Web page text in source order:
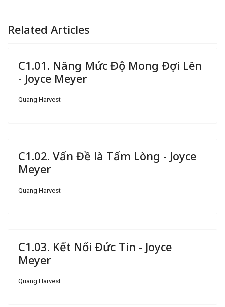
Related Articles
C1.01. Nâng Mức Độ Mong Đợi Lên
- Joyce Meyer
Quang Harvest
C1.02. Vấn Đề là Tấm Lòng - Joyce
Meyer
Quang Harvest
C1.03. Kết Nối Đức Tin - Joyce
Meyer
Quang Harvest